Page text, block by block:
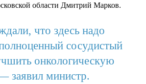
области Дмитрий Марков.
что здесь надо
сосудистый
онкологическую
заявил министр.